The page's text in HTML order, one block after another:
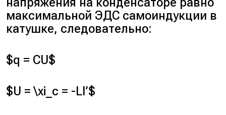
максимальной ЭДС самоиндукции в
катушке, следовательно:
$q = CU$
$U = \xi_c = -LI’$